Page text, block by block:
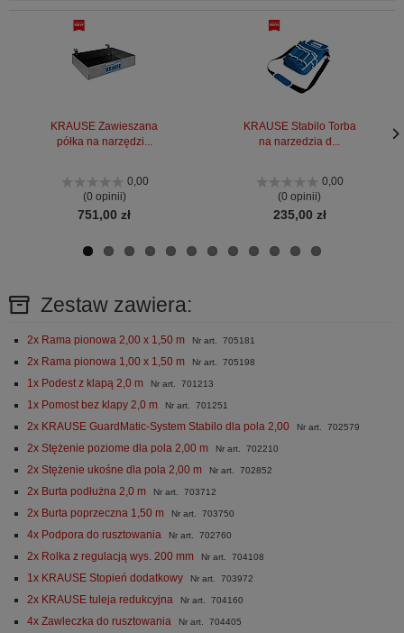
KRAUSE Zawieszana
półka na narzędzi...
0,00
(0 opinii)
751,00 zł
KRAUSE Stabilo Torba
na narzedzia d...
0,00
(0 opinii)
235,00 zł
Zestaw zawiera:
2x Rama pionowa 2,00 x 1,50 m Nr art. 705181
2x Rama pionowa 1,00 x 1,50 m Nr art. 705198
1x Podest z klapą 2,0 m Nr art. 701213
1x Pomost bez klapy 2,0 m Nr art. 701251
2x KRAUSE GuardMatic-System Stabilo dla pola 2,00 Nr art. 702579
2x Stężenie poziome dla pola 2,00 m Nr art. 702210
2x Stężenie ukośne dla pola 2,00 m Nr art. 702852
2x Burta podłużna 2,0 m Nr art. 703712
2x Burta poprzeczna 1,50 m Nr art. 703750
4x Podpora do rusztowania Nr art. 702760
2x Rolka z regulacją wys. 200 mm Nr art. 704108
1x KRAUSE Stopień dodatkowy Nr art. 703972
2x KRAUSE tuleja redukcyjna Nr art. 704160
4x Zawleczka do rusztowania Nr art. 704405